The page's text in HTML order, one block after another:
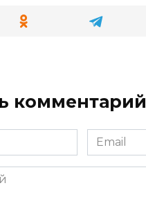
комментарий
Email
*